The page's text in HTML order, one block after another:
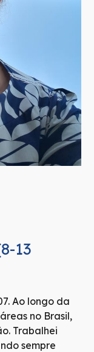
8-13
Ao longo da
no Brasil,
Trabalhei
sempre